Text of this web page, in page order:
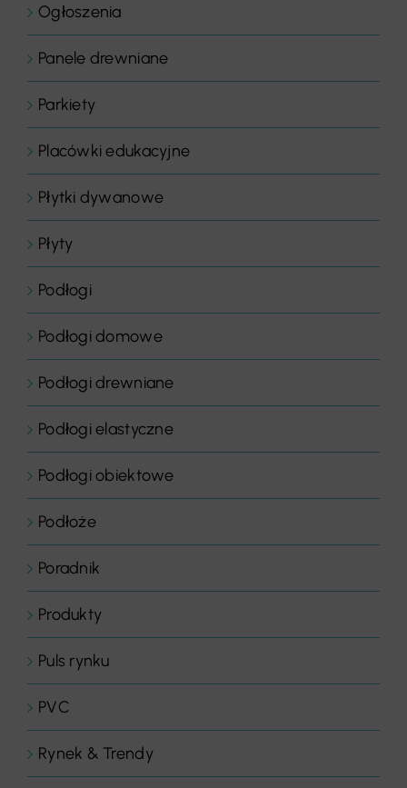
Ogłoszenia
Panele drewniane
Parkiety
Placówki edukacyjne
Płytki dywanowe
Płyty
Podłogi
Podłogi domowe
Podłogi drewniane
Podłogi elastyczne
Podłogi obiektowe
Podłoże
Poradnik
Produkty
Puls rynku
PVC
Rynek & Trendy